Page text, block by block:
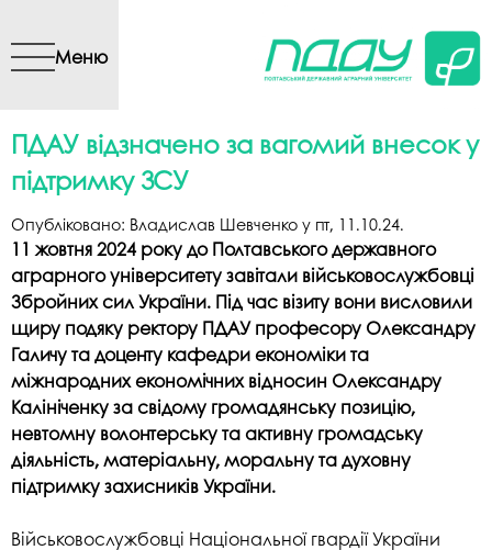
вмісту
Меню
ПДАУ відзначено за вагомий внесок у
підтримку ЗСУ
Опубліковано: Владислав Шевченко у пт, 11.10.24.
11 жовтня 2024 року до Полтавського державного
аграрного університету завітали військовослужбовці
Збройних сил України. Під час візиту вони висловили
щиру подяку ректору ПДАУ професору Олександру
Галичу та доценту кафедри економіки та
міжнародних економічних відносин Олександру
Калініченку за свідому громадянську позицію,
невтомну волонтерську та активну громадську
діяльність, матеріальну, моральну та духовну
підтримку захисників України.
Військовослужбовці Національної гвардії України